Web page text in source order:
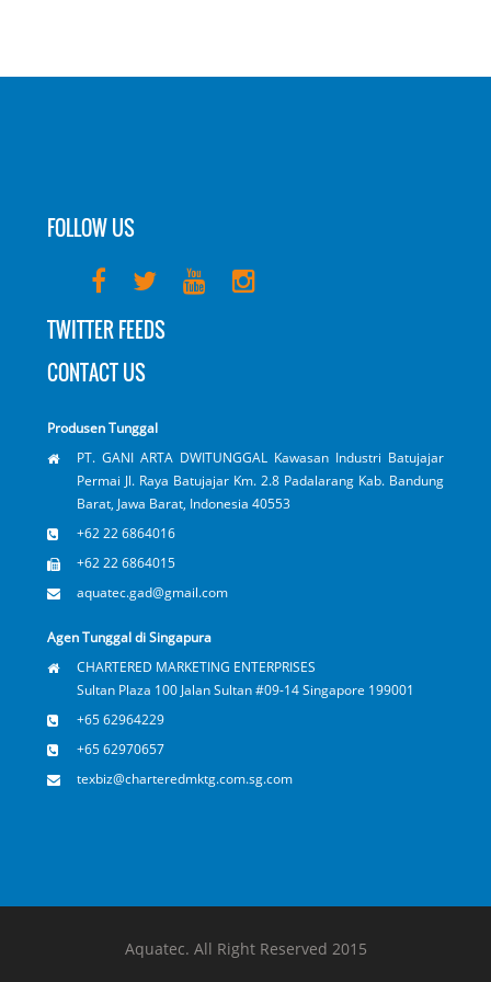
FOLLOW US
TWITTER FEEDS
CONTACT US
Produsen Tunggal
PT. GANI ARTA DWITUNGGAL Kawasan Industri Batujajar
Permai Jl. Raya Batujajar Km. 2.8 Padalarang Kab. Bandung
Barat, Jawa Barat, Indonesia 40553
+62 22 6864016
+62 22 6864015
aquatec.gad@gmail.com
Agen Tunggal di Singapura
CHARTERED MARKETING ENTERPRISES
Sultan Plaza 100 Jalan Sultan #09-14 Singapore 199001
+65 62964229
+65 62970657
texbiz@charteredmktg.com.sg.com
Aquatec. All Right Reserved 2015